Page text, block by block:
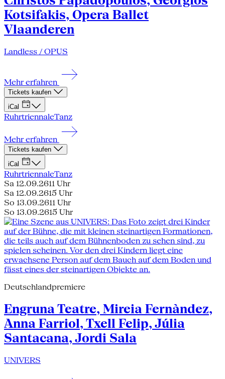
Kotsifakis, Opera Ballet
Vlaanderen
Landless / OPUS
Mehr erfahren
Tickets kaufen
iCal
RuhrtriennaleTanz
Mehr erfahren
Tickets kaufen
iCal
RuhrtriennaleTanz
Sa 12.09.2611 Uhr
Sa 12.09.2615 Uhr
So 13.09.2611 Uhr
So 13.09.2615 Uhr
Deutschlandpremiere
Engruna Teatre, Mireia Fernàndez,
Anna Farriol, Txell Felip, Júlia
Santacana, Jordi Sala
UNIVERS